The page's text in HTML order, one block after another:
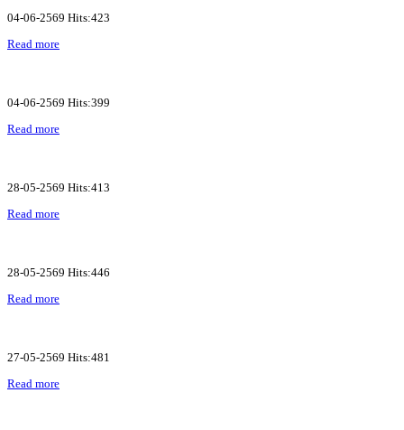
04-06-2569 Hits:423
Read more
04-06-2569 Hits:399
Read more
28-05-2569 Hits:413
Read more
28-05-2569 Hits:446
Read more
27-05-2569 Hits:481
Read more